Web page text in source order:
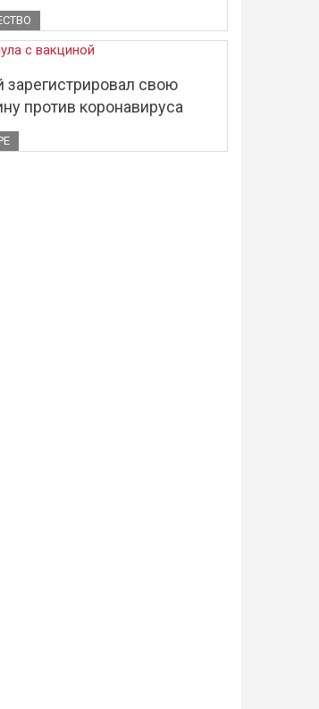
зарегистрировал свою
против коронавируса